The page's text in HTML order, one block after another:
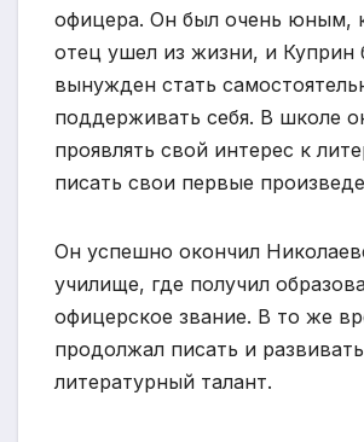
офицера. Он был очень юным,
отец ушел из жизни, и Куприн
вынужден стать
поддерживать себя. В школе
проявлять свой интерес к
писать свои первые
Он успешно окончил
училище, где получил
офицерское звание. В то же
продолжал писать и
литературный талант.